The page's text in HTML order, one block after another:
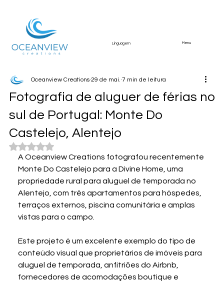
Linguagem Menu
Fotografia de aluguer de férias no
sul de Portugal: Monte Do
Castelejo, Alentejo
Oceanview Creations 29 de mai. 7 min de leitura
Avaliado com NaN de 5 estrelas.
A Oceanview Creations fotografou recentemente
Monte Do Castelejo para a Divine Home, uma
propriedade rural para aluguel de temporada no
Alentejo, com três apartamentos para hóspedes,
terraços externos, piscina comunitária e amplas
vistas para o campo.
Este projeto é um excelente exemplo do tipo de
conteúdo visual que proprietários de imóveis para
aluguel de temporada, anfitriões do Airbnb,
fornecedores de acomodações boutique e